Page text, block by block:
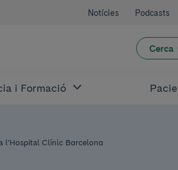
Notícies Podcasts
Cerca
i Formació
l’Hospital Clínic Barcelona